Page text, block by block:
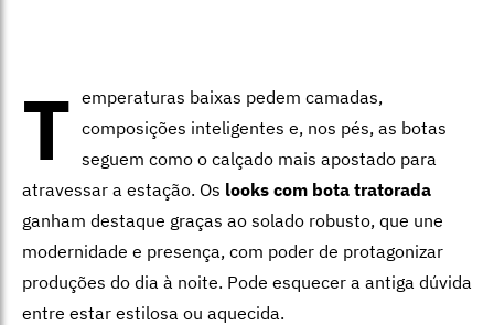
T emperaturas baixas pedem camadas,
composições inteligentes e, nos pés, as botas
seguem como o calçado mais apostado para
atravessar a estação. Os looks com bota tratorada
ganham destaque graças ao solado robusto, que une
modernidade e presença, com poder de protagonizar
produções do dia à noite. Pode esquecer a antiga dúvida
entre estar estilosa ou aquecida.